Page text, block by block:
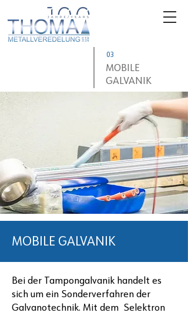
03
MOBILE
GALVANIK
MOBILE GALVANIK
Bei der Tampongalvanik handelt es
sich um ein Sonderverfahren der
Galvanotechnik. Mit dem Selektron